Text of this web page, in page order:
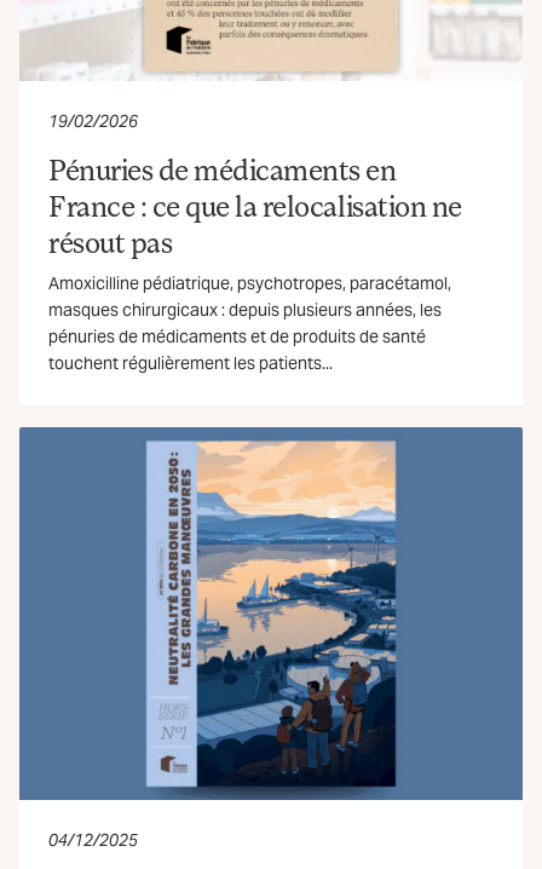
19/02/2026
Pénuries de médicaments en
France : ce que la relocalisation ne
résout pas
Amoxicilline pédiatrique, psychotropes, paracétamol,
masques chirurgicaux : depuis plusieurs années, les
pénuries de médicaments et de produits de santé
touchent régulièrement les patients...
04/12/2025